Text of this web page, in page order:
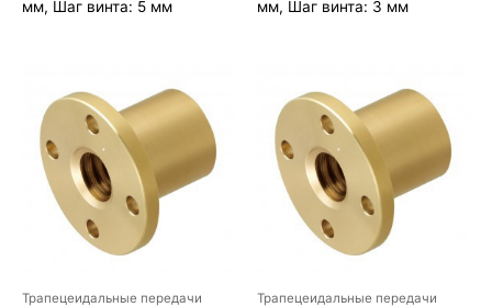
мм, Шаг винта: 5 мм
мм, Шаг винта: 3 мм
Трапецеидальные передачи Трапецеидальные передачи